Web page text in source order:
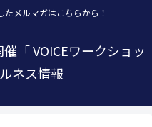
メルマガはこちらから！
「 VOICEワークショッ
ネス情報